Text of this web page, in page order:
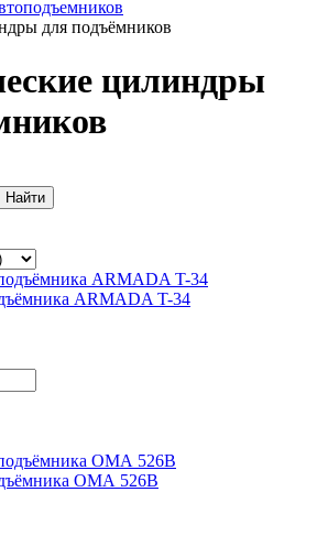
для подъёмников
цилиндры
ARMADA T-34
ОМА 526В